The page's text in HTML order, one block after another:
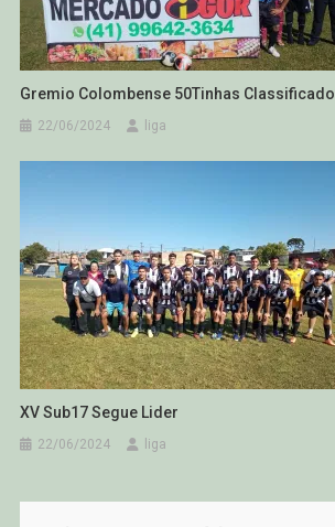
Gremio Colombense 50Tinhas Classificado
22/06/2024 liga
XV Sub17 Segue Lider
22/06/2024 liga